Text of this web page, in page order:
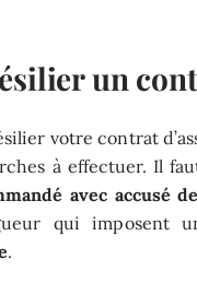
un
votre contrat
à effectuer. Il
avec accusé
qui imposent
.